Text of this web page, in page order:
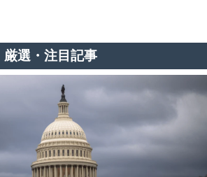
厳選・注目記事